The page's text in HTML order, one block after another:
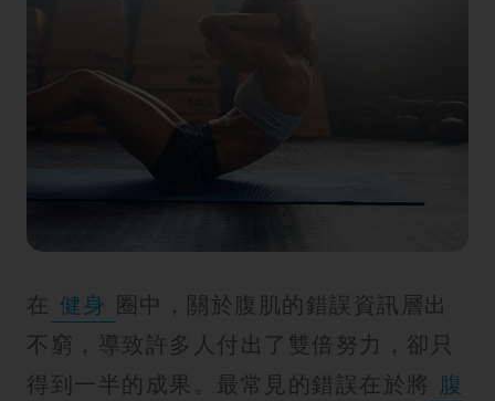
在 健身 圈中，關於腹肌的錯誤資訊層出
不窮，導致許多人付出了雙倍努力，卻只
得到一半的成果。最常見的錯誤在於將 腹